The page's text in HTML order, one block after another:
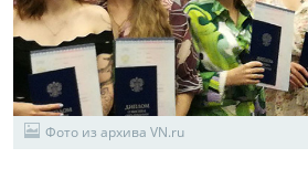
Фото из архива VN.ru